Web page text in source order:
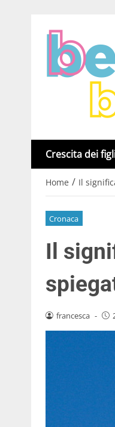
Crescita dei
Home / Il
Cronaca
Il
francesca -